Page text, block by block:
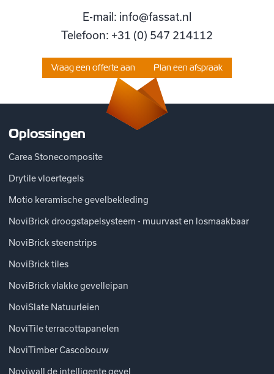
E-mail: info@fassat.nl
Telefoon: +31 (0) 547 214112
Vraag een offerte aan Plan een afspraak
Oplossingen
Carea Stonecomposite
Drytile vloertegels
Motio keramische gevelbekleding
NoviBrick droogstapelsysteem - muurvast en losmaakbaar
NoviBrick steenstrips
NoviBrick tiles
NoviBrick vlakke gevelleipan
NoviSlate Natuurleien
NoviTile terracottapanelen
NoviTimber Cascobouw
Noviwall de intelligente gevel